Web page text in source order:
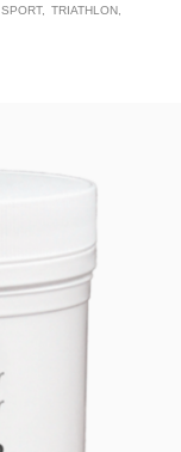
SPORT
TRIATHLON